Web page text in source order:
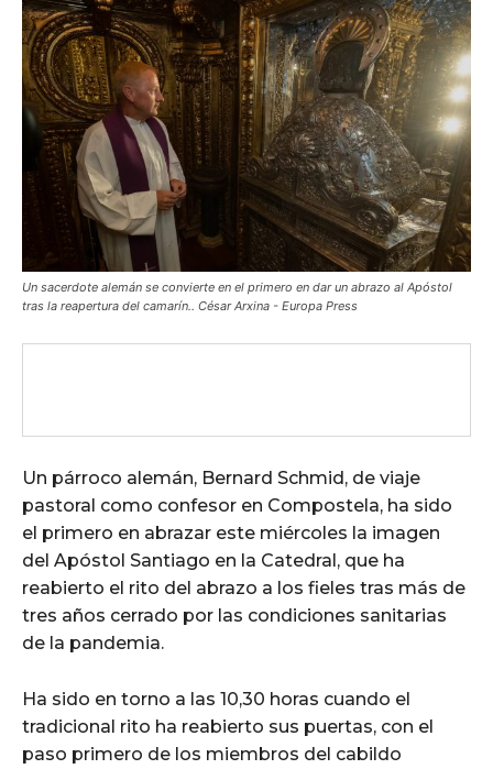
Un sacerdote alemán se convierte en el primero en dar un abrazo al Apóstol
tras la reapertura del camarín.. César Arxina - Europa Press
Un párroco alemán, Bernard Schmid, de viaje
pastoral como confesor en Compostela, ha sido
el primero en abrazar este miércoles la imagen
del Apóstol Santiago en la Catedral, que ha
reabierto el rito del abrazo a los fieles tras más de
tres años cerrado por las condiciones sanitarias
de la pandemia.
Ha sido en torno a las 10,30 horas cuando el
tradicional rito ha reabierto sus puertas, con el
paso primero de los miembros del cabildo